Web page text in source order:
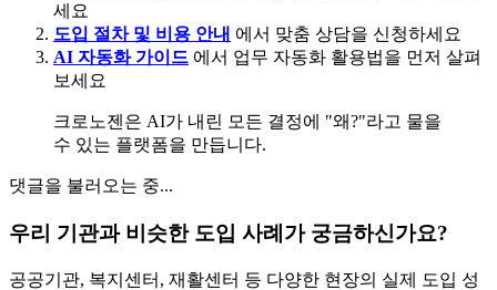
세요
도입 절차 및 비용 안내 에서 맞춤 상담을 신청하세요
AI 자동화 가이드 에서 업무 자동화 활용법을 먼저 살펴
보세요
크로노젠은 AI가 내린 모든 결정에 "왜?"라고 물을
수 있는 플랫폼을 만듭니다.
댓글을 불러오는 중...
우리 기관과 비슷한 도입 사례가 궁금하신가요?
공공기관, 복지센터, 재활센터 등 다양한 현장의 실제 도입 성